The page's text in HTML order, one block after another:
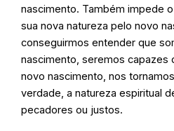
nascimento. Também impede
sua nova natureza pelo novo
conseguirmos entender que
nascimento, seremos capazes
novo nascimento, nos
verdade, a natureza espiritual
pecadores ou justos.